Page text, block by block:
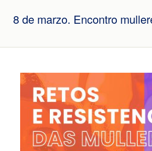
8 de marzo. Encontro